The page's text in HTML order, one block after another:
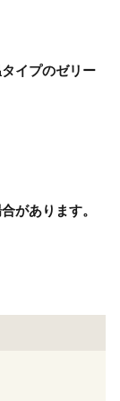
イプのゼリー
があります。